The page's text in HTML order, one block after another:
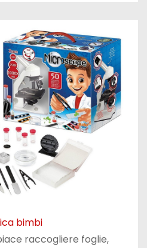
raccogliere foglie,